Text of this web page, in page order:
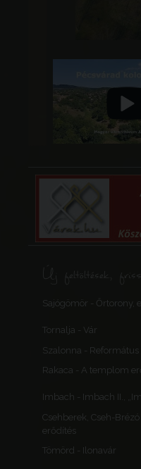
Új feltöltések,
Sajógömör - Őrtorony,
Tornalja - Vár
Szalonna -
Rakaca - A templom
Imbach - Imbach II.,
Csehberek, Cseh-Brézó
erődítés
Tömörd - Ilonavár